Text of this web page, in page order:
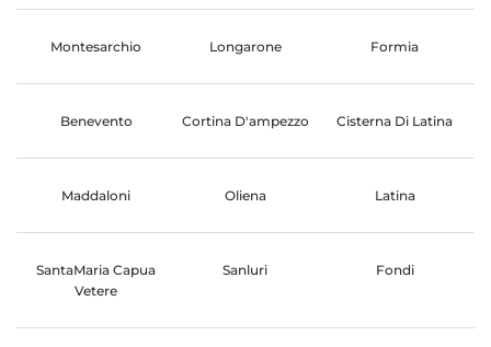
Montesarchio Longarone Formia
Benevento Cortina D'ampezzo Cisterna Di Latina
Maddaloni Oliena Latina
SantaMaria Capua
Vetere
Sanluri Fondi